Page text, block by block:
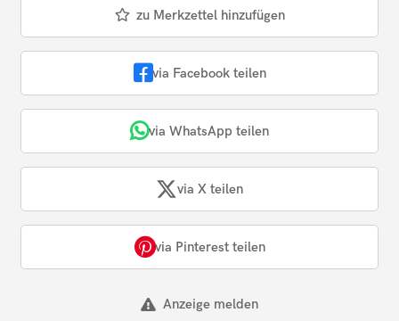
zu Merkzettel hinzufügen
via Facebook teilen
via WhatsApp teilen
via X teilen
via Pinterest teilen
Anzeige melden